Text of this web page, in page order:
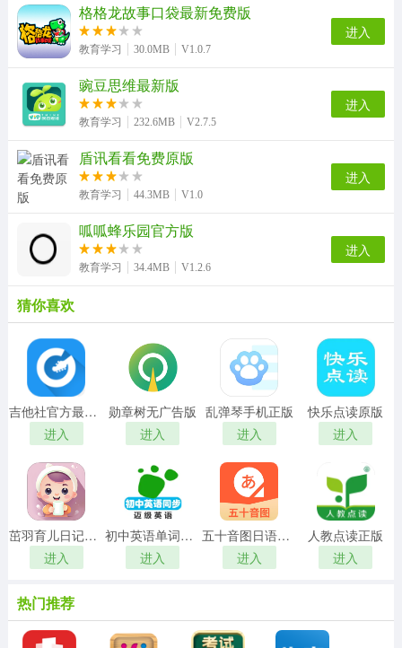
格格龙故事口袋最新免费版
教育学习 30.0MB V1.0.7
进入
豌豆思维最新版
教育学习 232.6MB V2.7.5
进入
盾讯看看免费原版
教育学习 44.3MB V1.0
进入
呱呱蜂乐园官方版
教育学习 34.4MB V1.2.6
进入
猜你喜欢
吉他社官方最新版
进入
勋章树无广告版
进入
乱弹琴手机正版
进入
快乐点读原版
进入
茁羽育儿日记正版
进入
初中英语单词同步学手机免费版
进入
五十音图日语学习软件手机正版
进入
人教点读正版
进入
热门推荐